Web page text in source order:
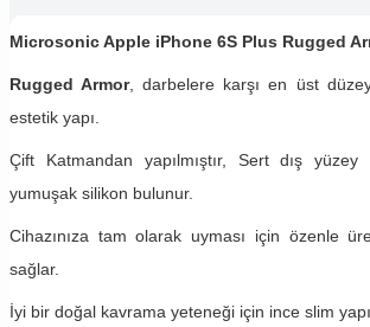
Microsonic Apple iPhone 6S Plus Rugged
Rugged Armor, darbelere karşı en üst
estetik yapı.
Çift Katmandan yapılmıştır, Sert dış yüzey
yumuşak silikon bulunur.
Cihazınıza tam olarak uyması için özenle
sağlar.
İyi bir doğal kavrama yeteneği için ince slim